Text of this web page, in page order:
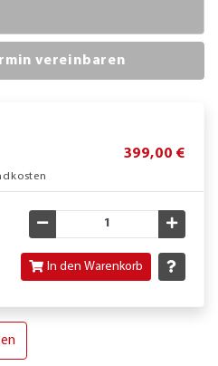
vereinbaren
399,00 €
Gewünschte Menge
In den Warenkorb